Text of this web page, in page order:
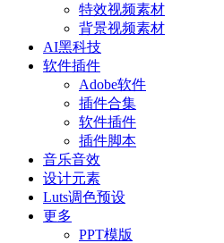
特效视频素材
背景视频素材
AI黑科技
软件插件
Adobe软件
插件合集
软件插件
插件脚本
音乐音效
设计元素
Luts调色预设
更多
PPT模版